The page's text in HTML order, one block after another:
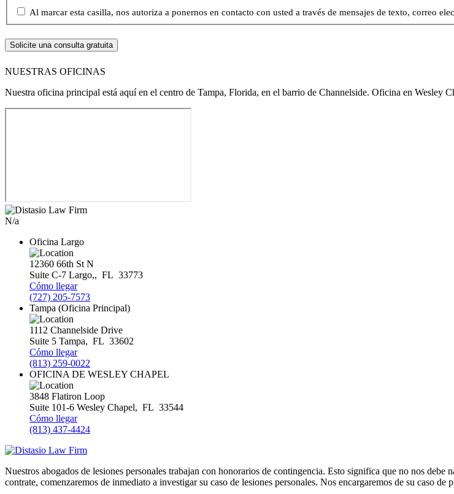
Al marcar esta casilla, nos autoriza a ponernos en contacto con usted a través de mensajes de texto, correo
NUESTRAS OFICINAS
Nuestra oficina principal está aquí en el centro de Tampa, Florida, en el barrio de Channelside. Oficina en Wesley
N/a
Oficina Largo
12360 66th St N
Suite C-7 Largo,, FL 33773
Cómo llegar
(727) 205-7573
Tampa (Oficina Principal)
1112 Channelside Drive
Suite 5 Tampa, FL 33602
Cómo llegar
(813) 259-0022
OFICINA DE WESLEY CHAPEL
3848 Flatiron Loop
Suite 101-6 Wesley Chapel, FL 33544
Cómo llegar
(813) 437-4424
Nuestros abogados de lesiones personales trabajan con honorarios de contingencia. Esto significa que no nos
contrate, comenzaremos de inmediato a investigar su caso de lesiones personales. Nos encargaremos de su caso